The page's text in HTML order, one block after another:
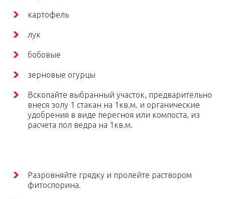
картофель
лук
бобовые
зерновые огурцы
Вскопайте выбранный участок, предварительно
внеся золу 1 стакан на 1кв.м. и органические
удобрения в виде перегноя или компоста, из
расчета пол ведра на 1кв.м.
Разровняйте грядку и пролейте раствором
фитоспорина.